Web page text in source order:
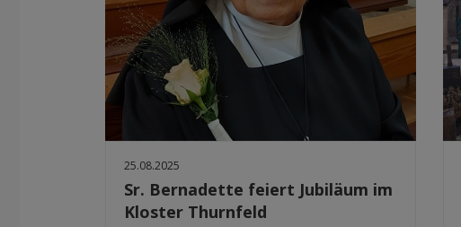
25.08.2025
Sr. Bernadette feiert Jubiläum im
Kloster Thurnfeld